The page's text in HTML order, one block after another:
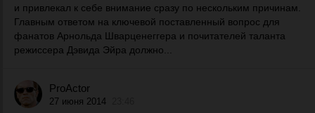
и привлекал к себе внимание сразу по нескольким причинам.
Главным ответом на ключевой поставленный вопрос для
фанатов Арнольда Шварценеггера и почитателей таланта
режиссера Дэвида Эйра должно...
ProActor
27 июня 2014